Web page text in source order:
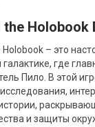
the Holobook
Holobook – это
где
Пило. В этой
и защиты